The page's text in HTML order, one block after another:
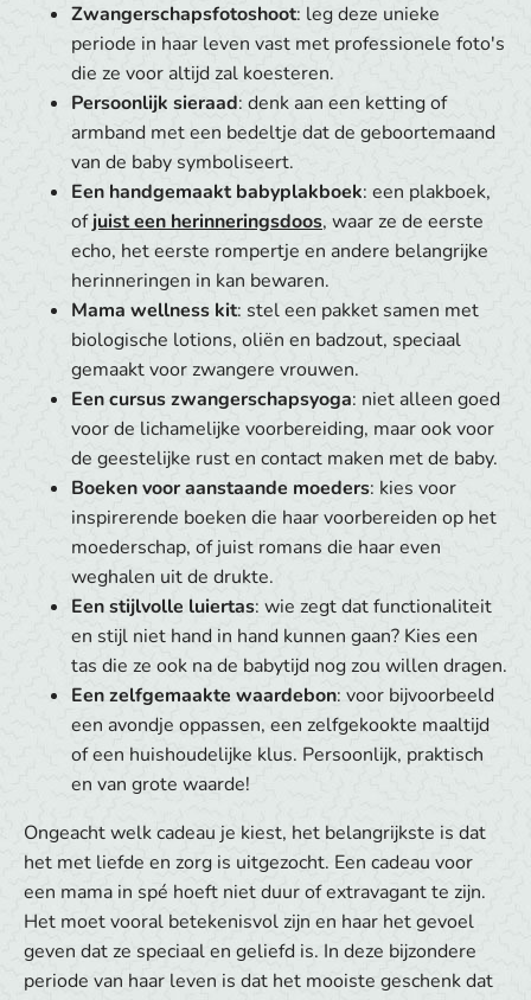
Zwangerschapsfotoshoot: leg deze unieke
periode in haar leven vast met professionele foto's
die ze voor altijd zal koesteren.
Persoonlijk sieraad: denk aan een ketting of
armband met een bedeltje dat de geboortemaand
van de baby symboliseert.
Een handgemaakt babyplakboek: een plakboek,
ofjuist een herinneringsdoos, waar ze de eerste
echo, het eerste rompertje en andere belangrijke
herinneringen in kan bewaren.
Mama wellness kit: stel een pakket samen met
biologische lotions, oliën en badzout, speciaal
gemaakt voor zwangere vrouwen.
Een cursus zwangerschapsyoga: niet alleen goed
voor de lichamelijke voorbereiding, maar ook voor
de geestelijke rust en contact maken met de baby.
Boeken voor aanstaande moeders: kies voor
inspirerende boeken die haar voorbereiden op het
moederschap, of juist romans die haar even
weghalen uit de drukte.
Een stijlvolle luiertas: wie zegt dat functionaliteit
en stijl niet hand in hand kunnen gaan? Kies een
tas die ze ook na de babytijd nog zou willen dragen.
Een zelfgemaakte waardebon: voor bijvoorbeeld
een avondje oppassen, een zelfgekookte maaltijd
of een huishoudelijke klus. Persoonlijk, praktisch
en van grote waarde!
Ongeacht welk cadeau je kiest, het belangrijkste is dat
het met liefde en zorg is uitgezocht. Een cadeau voor
een mama in spé hoeft niet duur of extravagant te zijn.
Het moet vooral betekenisvol zijn en haar het gevoel
geven dat ze speciaal en geliefd is. In deze bijzondere
periode van haar leven is dat het mooiste geschenk dat